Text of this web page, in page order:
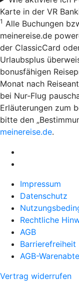
Karte in der VR
1 Alle Buchungen
meinereise.de
der ClassicCard
Urlaubsplus
bonusfähigen
Monat nach
bei Nur-Flug
Erläuterungen zum
bitte den
meinereise.de.
Impressum
Datenschutz
Rechtliche
AGB
Barrierefreiheit
AGB-
Vertrag widerrufen